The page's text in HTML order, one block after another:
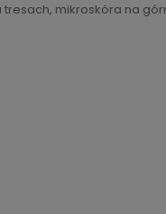
mikroskóra na